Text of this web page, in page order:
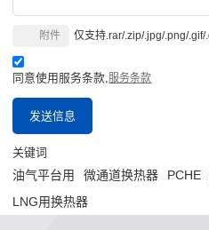
仅支持.rar/.zip/.jpg/.png/
附件
同意使用服务条款, 服务条款
发送信息
关键词
油气平台用 微通道换热器 PCHE
LNG用换热器